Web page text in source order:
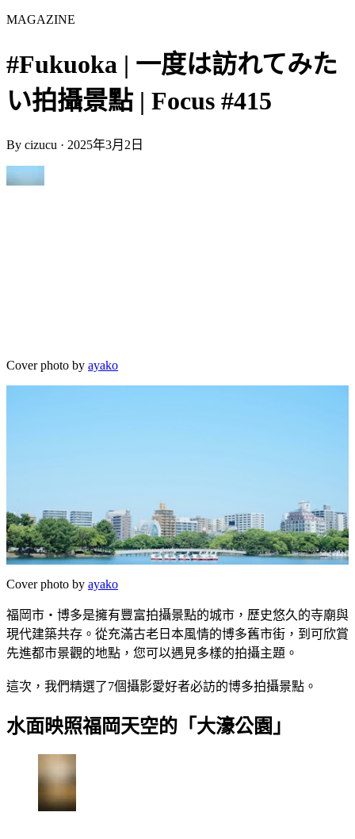
MAGAZINE
#Fukuoka | 一度は訪れてみた
い拍攝景點 | Focus #415
By cizucu · 2025年3月2日
Cover photo by ayako
Cover photo by ayako
福岡市・博多是擁有豐富拍攝景點的城市，歷史悠久的寺廟與
現代建築共存。從充滿古老日本風情的博多舊市街，到可欣賞
先進都市景觀的地點，您可以遇見多樣的拍攝主題。
這次，我們精選了7個攝影愛好者必訪的博多拍攝景點。
水面映照福岡天空的「大濠公園」